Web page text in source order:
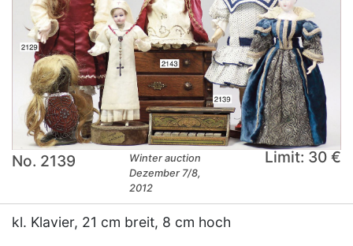
No. 2139
Winter auction
Dezember 7/8,
2012
Limit: 30 €
kl. Klavier, 21 cm breit, 8 cm hoch